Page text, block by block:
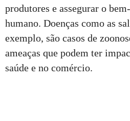
produtores e assegurar o
humano. Doenças como as
exemplo, são casos de
ameaças que podem ter
saúde e no comércio.